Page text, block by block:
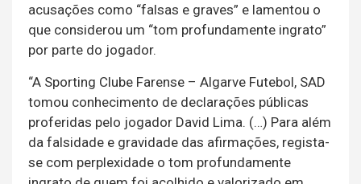
acusações como “falsas e graves” e lamentou o
que considerou um “tom profundamente ingrato”
por parte do jogador.
“A Sporting Clube Farense – Algarve Futebol, SAD
tomou conhecimento de declarações públicas
proferidas pelo jogador David Lima. (…) Para além
da falsidade e gravidade das afirmações, regista-
se com perplexidade o tom profundamente